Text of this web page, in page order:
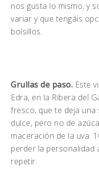
nos gusta lo mismo, y
variar y que tengáis
bolsillos.
Grullas de paso. Este
Edra, en la Ribera del
fresco, que te deja
dulce, pero no de
maceración de la uva.
perder la personalidad
repetir.